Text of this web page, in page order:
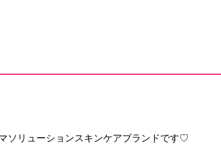
ソリューションスキンケアブランドです♡